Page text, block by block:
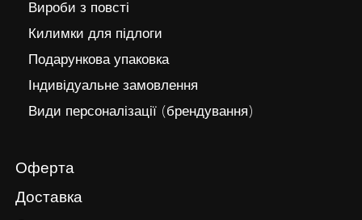
Вироби з повсті
Килимки для підлоги
Подарункова упаковка
Індивідуальне замовлення
Види персоналізації (брендування)
Оферта
Доставка